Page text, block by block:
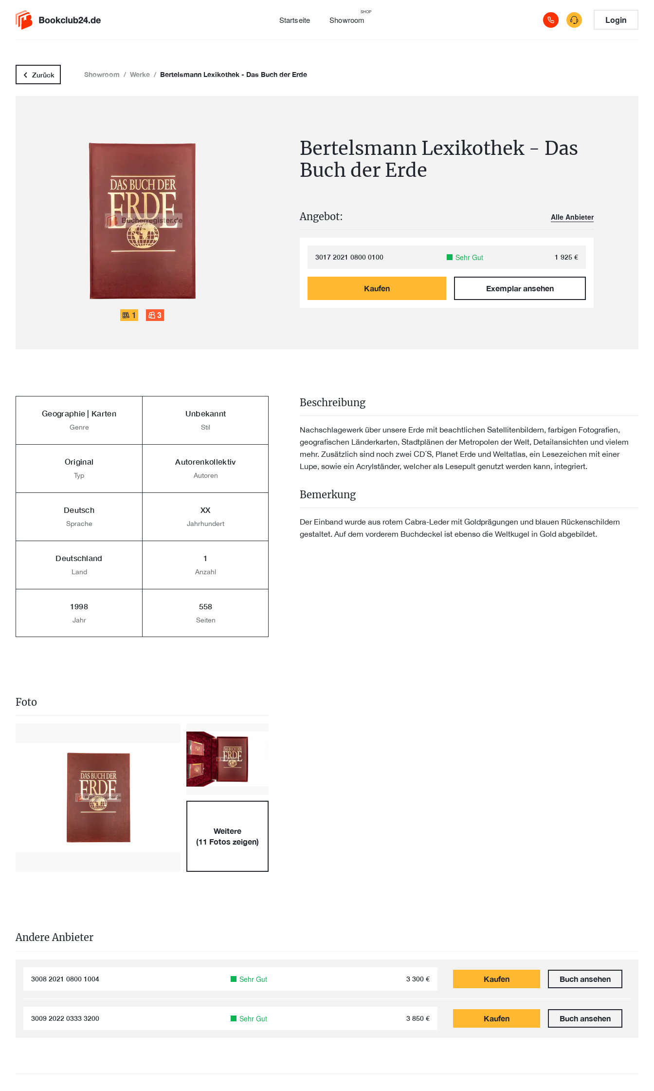
Startseite Showroom
SHOP
Login
Zurück Showroom / Werke / Bertelsmann Lexikothek - Das Buch der Erde
1 3
Bertelsmann Lexikothek - Das
Buch der Erde
Angebot: Alle Anbieter
3017 2021 0800 0100 Sehr Gut 1 925 €
Kaufen Exemplar ansehen
Geographie | Karten
Genre
Unbekannt
Stil
Original
Typ
Autorenkollektiv
Autoren
Deutsch
Sprache
XX
Jahrhundert
Deutschland
Land
1
Anzahl
1998
Jahr
558
Seiten
Foto
Weitere
(11 Fotos zeigen)
Beschreibung
Nachschlagewerk über unsere Erde mit beachtlichen Satellitenbildern, farbigen Fotografien,
geografischen Länderkarten, Stadtplänen der Metropolen der Welt, Detailansichten und vielem
mehr. Zusätzlich sind noch zwei CD´S, Planet Erde und Weltatlas, ein Lesezeichen mit einer
Lupe, sowie ein Acrylständer, welcher als Lesepult genutzt werden kann, integriert.
Bemerkung
Der Einband wurde aus rotem Cabra-Leder mit Goldprägungen und blauen Rückenschildern
gestaltet. Auf dem vorderem Buchdeckel ist ebenso die Weltkugel in Gold abgebildet.
Andere Anbieter
3008 2021 0800 1004 Sehr Gut 3 300 € Kaufen Buch ansehen
3009 2022 0333 3200 Sehr Gut 3 850 € Kaufen Buch ansehen